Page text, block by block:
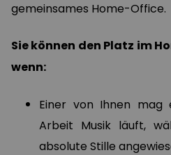
gemeinsames Home-Office.
Sie können den Platz im
wenn:
Einer von Ihnen mag
Arbeit Musik läuft,
absolute Stille